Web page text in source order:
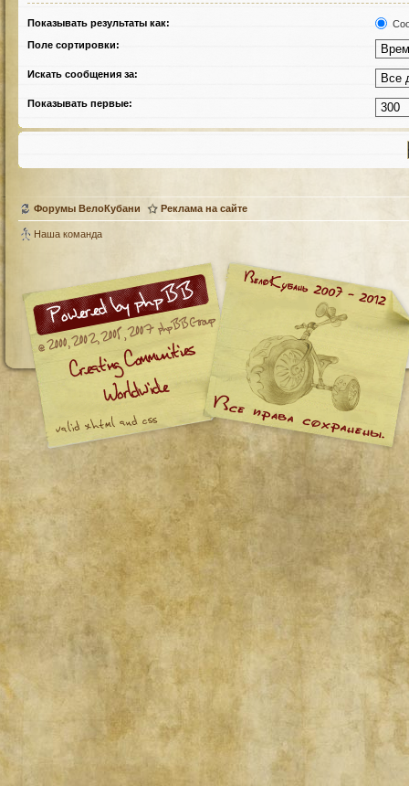
Показывать результаты как:
Поле сортировки:
Искать сообщения за:
Показывать первые:
Форумы ВелоКубани Реклама на сайте
Наша команда